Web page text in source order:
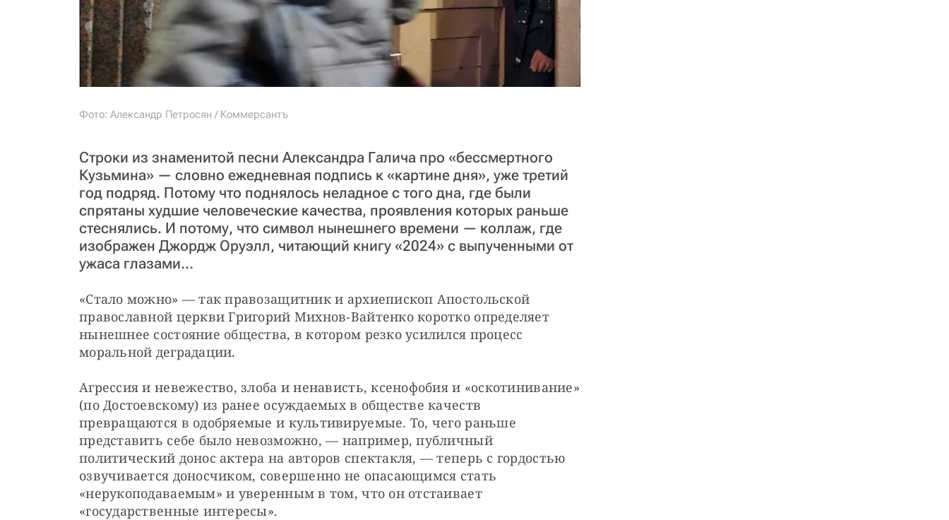
Фото: Александр Петросян / Коммерсантъ
Строки из знаменитой песни Александра Галича про «бессмертного
Кузьмина» — словно ежедневная подпись к «картине дня», уже третий
год подряд. Потому что поднялось неладное с того дна, где были
спрятаны худшие человеческие качества, проявления которых раньше
стеснялись. И потому, что символ нынешнего времени — коллаж, где
изображен Джордж Оруэлл, читающий книгу «2024» с выпученными от
ужаса глазами…
«Стало можно» — так правозащитник и архиепископ Апостольской
православной церкви Григорий Михнов-Вайтенко коротко определяет
нынешнее состояние общества, в котором резко усилился процесс
моральной деградации.
Агрессия и невежество, злоба и ненависть, ксенофобия и «оскотинивание»
(по Достоевскому) из ранее осуждаемых в обществе качеств
превращаются в одобряемые и культивируемые. То, чего раньше
представить себе было невозможно, — например, публичный
политический донос актера на авторов спектакля, — теперь с гордостью
озвучивается доносчиком, совершенно не опасающимся стать
«нерукоподаваемым» и уверенным в том, что он отстаивает
«государственные интересы».